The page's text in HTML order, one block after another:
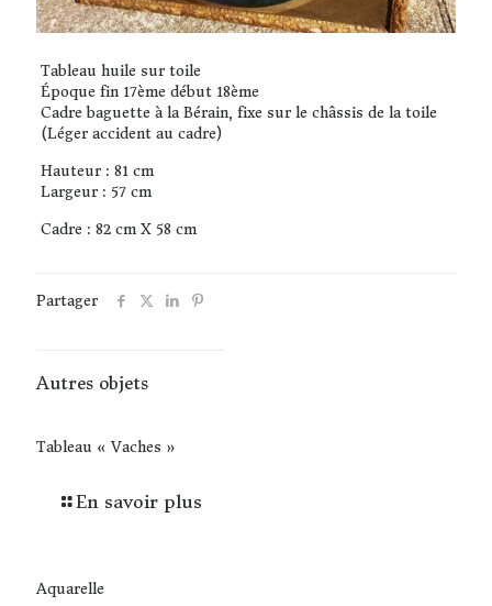
Tableau huile sur toile
Époque fin 17ème début 18ème
Cadre baguette à la Bérain, fixe sur le châssis de la toile
(Léger accident au cadre)
Hauteur : 81 cm
Largeur : 57 cm
Cadre : 82 cm X 58 cm
Partager
Autres objets
Tableau « Vaches »
En savoir plus
Aquarelle